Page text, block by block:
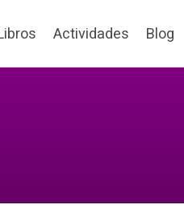
Actividades Blog